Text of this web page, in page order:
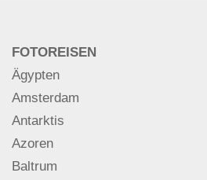
FOTOREISEN
Ägypten
Amsterdam
Antarktis
Azoren
Baltrum